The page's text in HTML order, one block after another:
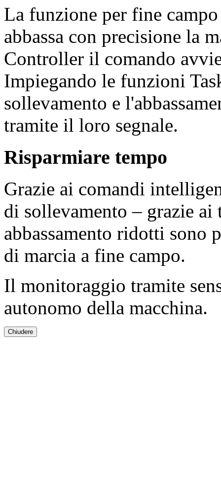
La funzione per fine
abbassa con precisione la
Controller il comando
Impiegando le funzioni
sollevamento e
tramite il loro segnale.
Risparmiare tempo
Grazie ai comandi
di sollevamento – grazie
abbassamento ridotti
di marcia a fine campo.
Il monitoraggio tramite
autonomo della macchina.
Chiudere